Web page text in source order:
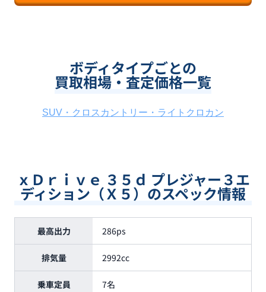
ボディタイプごとの
買取相場・査定価格一覧
SUV・クロスカントリー・ライトクロカン
ｘＤｒｉｖｅ ３５ｄ プレジャー３エ
ディション（Ｘ５）のスペック情報
最高出力 286ps
排気量 2992cc
乗車定員 7名